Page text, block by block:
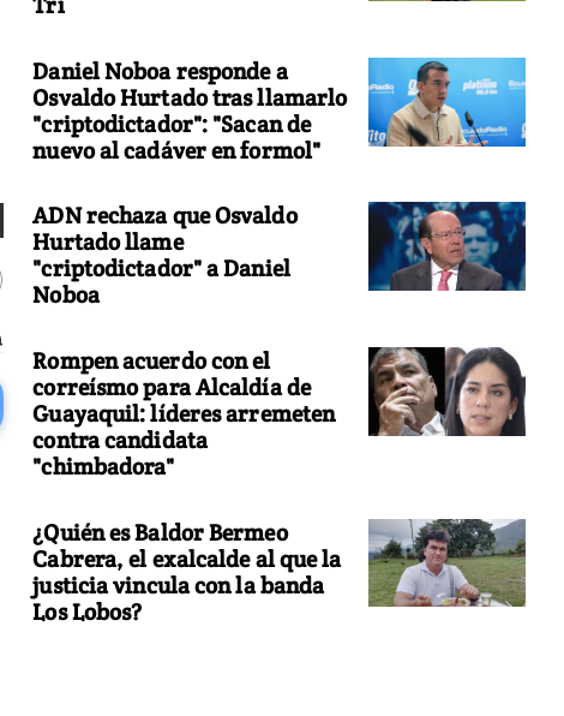
Daniel Noboa responde a
Osvaldo Hurtado tras llamarlo
"criptodictador": "Sacan de
nuevo al cadáver en formol"
ADN rechaza que Osvaldo
Hurtado llame
"criptodictador" a Daniel
Noboa
Rompen acuerdo con el
correísmo para Alcaldía de
Guayaquil: líderes arremeten
contra candidata
"chimbadora"
¿Quién es Baldor Bermeo
Cabrera, el exalcalde al que la
justicia vincula con la banda
Los Lobos?